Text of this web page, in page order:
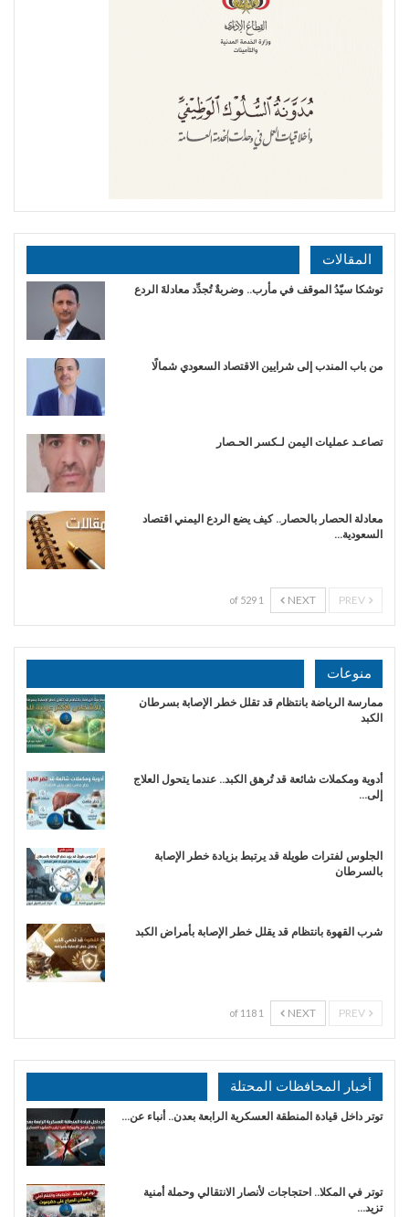
المقالات
توشكا سيّدُ الموقف في مأرب.. وضربةٌ تُجدِّد معادلةَ الردع
من باب المندب إلى شرايين الاقتصاد السعودي شمالًا
تصاعـد عمليات اليمن لـكسر الحـصار
معادلة الحصار بالحصار.. كيف يضع الردع اليمني اقتصاد
السعودية…
NEXT
1 of 529
منوعات
ممارسة الرياضة بانتظام قد تقلل خطر الإصابة بسرطان
الكبد
أدوية ومكملات شائعة قد تُرهق الكبد.. عندما يتحول العلاج
إلى…
الجلوس لفترات طويلة قد يرتبط بزيادة خطر الإصابة
بالسرطان
شرب القهوة بانتظام قد يقلل خطر الإصابة بأمراض الكبد
NEXT
1 of 118
أخبار المحافظات المحتلة
توتر داخل قيادة المنطقة العسكرية الرابعة بعدن.. أنباء عن…
توتر في المكلا.. احتجاجات لأنصار الانتقالي وحملة أمنية
تزيد…